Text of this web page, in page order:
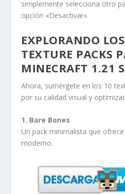
simplemente selecciona otro
opción «Desactivar».
EXPLORANDO
TEXTURE PACKS
MINECRAFT 1.21
Ahora, sumérgete en los 10
por su calidad visual y
1. Bare Bones
Un pack minimalista que
moderno.